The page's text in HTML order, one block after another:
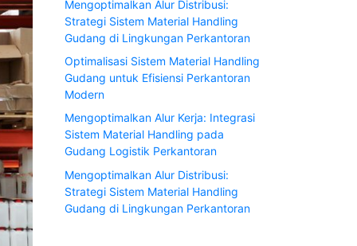
Mengoptimalkan Alur Distribusi:
Strategi Sistem Material Handling
Gudang di Lingkungan Perkantoran
Optimalisasi Sistem Material Handling
Gudang untuk Efisiensi Perkantoran
Modern
Mengoptimalkan Alur Kerja: Integrasi
Sistem Material Handling pada
Gudang Logistik Perkantoran
Mengoptimalkan Alur Distribusi:
Strategi Sistem Material Handling
Gudang di Lingkungan Perkantoran